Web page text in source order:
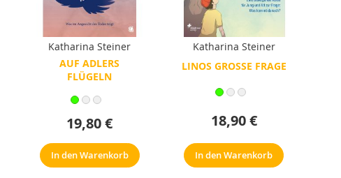
Katharina Steiner
AUF ADLERS
FLÜGELN
19,80 €
In den Warenkorb
Katharina Steiner
LINOS GROSSE FRAGE
18,90 €
In den Warenkorb